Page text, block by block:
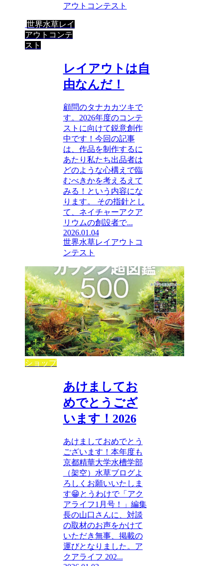
アウトコンテスト
世界水草レイ
アウトコンテ
スト
レイアウトは自
由なんだ！
顧問のタナカカツキで
す。2026年度のコンテ
ストに向けて鋭意創作
中です！今回の記事
は、作品を制作するに
あたり私たち出品者は
どのような心構えで臨
むべきかを考えるえて
みる！という内容にな
ります。 その指針とし
て、ネイチャーアクア
リウムの創設者で...
2026.01.04
世界水草レイアウトコ
ンテスト
ショップ
あけましてお
めでとうござ
います！2026
あけましておめでとう
ございます！本年度も
京都精華大学水槽学部
（架空）水草ブログよ
ろしくお願いいたしま
す😁とうわけで「アク
アライフ1月号！」編集
長の山口さんに、対談
の取材のお声をかけて
いただき無事、掲載の
運びとなりました。ア
クアライフ 202...